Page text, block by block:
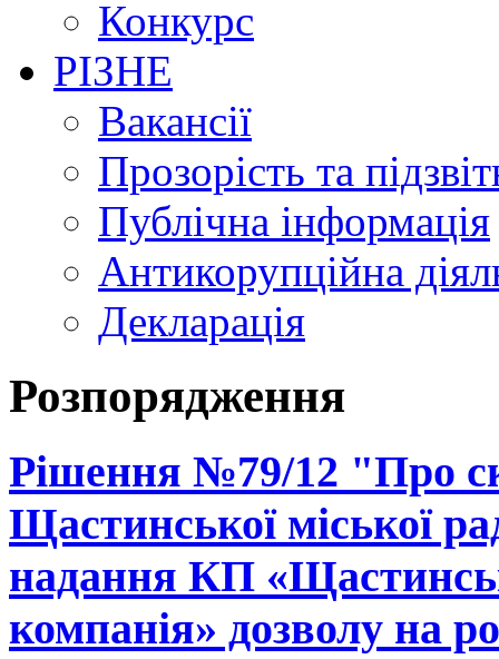
Конкурс
РІЗНЕ
Вакансії
Прозорість та
Публічна інформація
Антикорупційна
Декларація
Розпорядження
Рішення №79/12 "Про
Щастинської міської
надання КП
компанія» дозволу на